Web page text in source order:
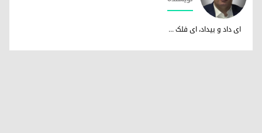
د. فریدون نوری
ای داد و بیداد، ای فلک ...